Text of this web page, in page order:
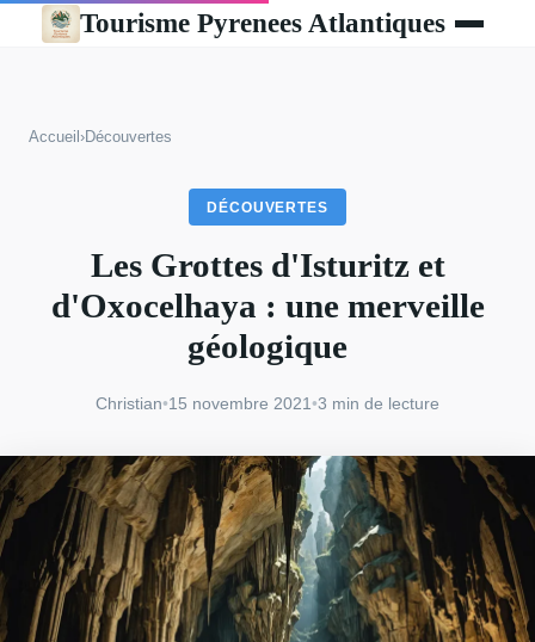
Tourisme Pyrenees Atlantiques
Accueil ›Découvertes
DÉCOUVERTES
Les Grottes d'Isturitz et
d'Oxocelhaya : une merveille
géologique
Christian•15 novembre 2021•3 min de lecture